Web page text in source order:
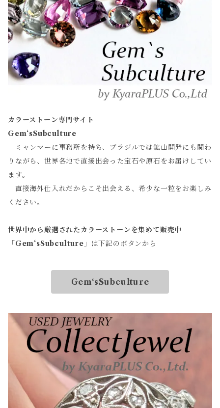
カラーストーン専門サイト
Gem‘sSubculture
ミャンマーに事務所を持ち、ブラジルでは鉱山開発にも関わ
りながら、世界各地で直接出会った宝石や原石をお届けしてい
ます。
直接海外仕入れだからこそ出会える、希少な一粒をお楽しみ
ください。
世界中から厳選されたカラーストーンを集めて販売中
「Gem‘sSubculture 」は下記のボタンから
Gem‘sSubculture